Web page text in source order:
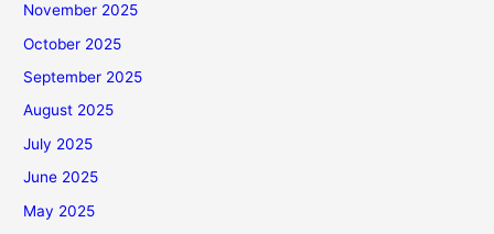
November 2025
October 2025
September 2025
August 2025
July 2025
June 2025
May 2025